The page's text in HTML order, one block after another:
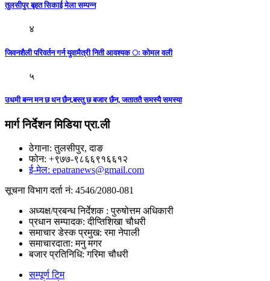
तुलसीपुर बृहत सिकाई मेला सम्पन्न
४
जिवनशैली परिवर्तन गर्न युवामैत्री निती आवश्यक ः कोमल वली
५
उधमी बन्न मन छ धन छैन,बस्तु छ बजार छैन, जताततै समस्यै समस्या
मार्ग निर्देशन मिडिया प्रा.ली
ठेगाना: तुलसीपुर, दाङ
फोन: +९७७-९८६६९१६६१२
ई-मेल: epatranews@gmail.com
सूचना विभाग दर्ता नं: 4546/2080-081
अध्यक्ष/प्रबन्ध निर्देशक : पुरुषोत्तम अधिकारी
प्रधान सम्पादक: दीप्तिशिखा चौधरी
समाचार डेस्क प्रमुख: रमा नेपाली
समाचारदाता: मनु मगर
बजार प्रतिनिधि: गरिमा चौधरी
सम्पूर्ण टिम